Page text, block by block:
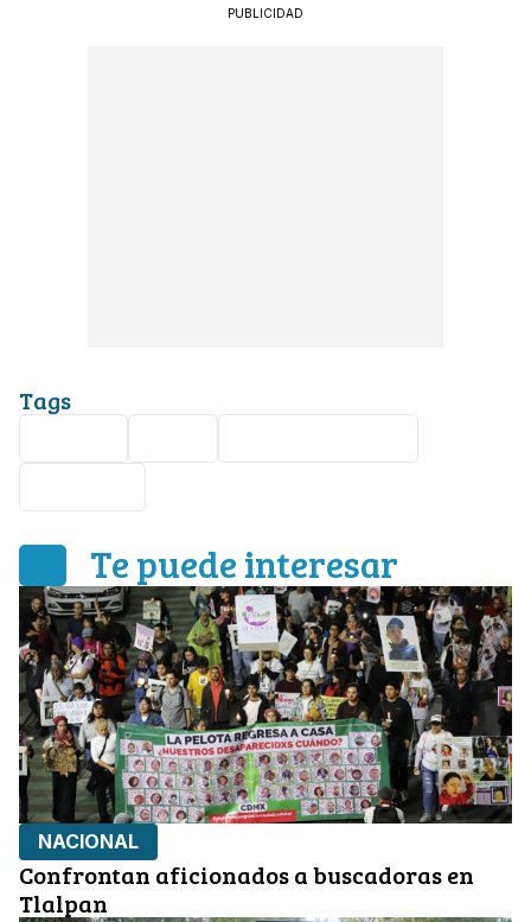
PUBLICIDAD
Tags
Te puede interesar
NACIONAL
Confrontan aficionados a buscadoras en
Tlalpan